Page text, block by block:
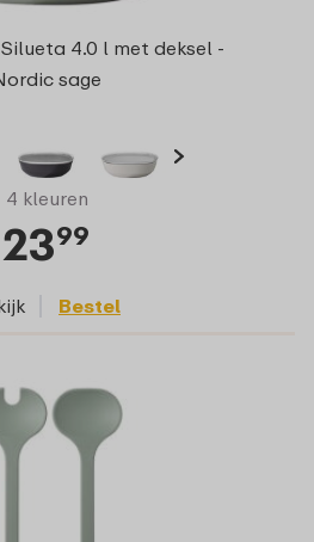
4.0 l met deksel -
sage
4 kleuren
2399
Bestel